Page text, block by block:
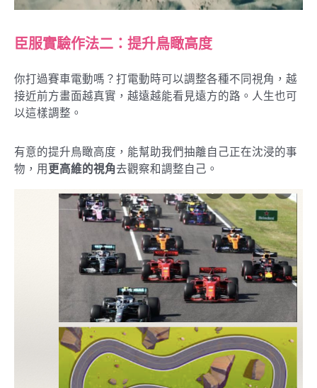
臣服實驗作法二：提升鳥瞰高度
你打過賽車電動嗎？打電動時可以調整各種不同視角，越
接近前方畫面越真實，越遠越能看見遠方的路。人生也可
以這樣調整。
有意的提升鳥瞰高度，能幫助我們抽離自己正在沈浸的事
物，用 更高維的視角去觀察和調整自己。